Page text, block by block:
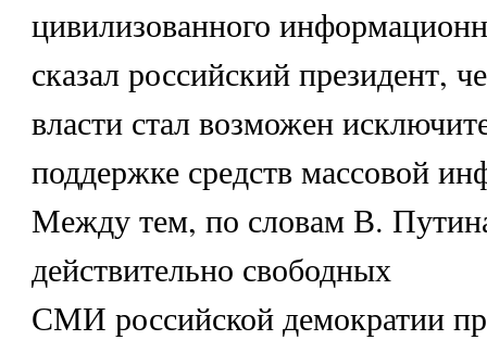
цивилизованного
сказал российский президент,
власти стал возможен
поддержке средств массовой
Между тем, по словам В.
действительно свободных
СМИ российской демократии